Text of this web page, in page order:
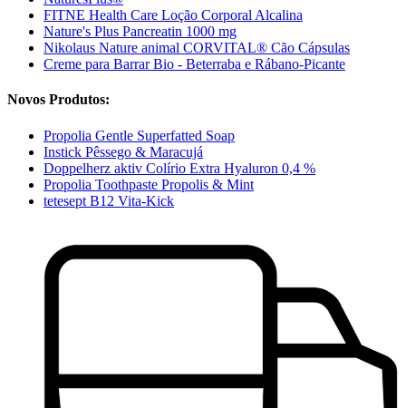
FITNE Health Care Loção Corporal Alcalina
Nature's Plus Pancreatin 1000 mg
Nikolaus Nature animal CORVITAL® Cão Cápsulas
Creme para Barrar Bio - Beterraba e Rábano-Picante
Novos Produtos:
Propolia Gentle Superfatted Soap
Instick Pêssego & Maracujá
Doppelherz aktiv Colírio Extra Hyaluron 0,4 %
Propolia Toothpaste Propolis & Mint
tetesept B12 Vita-Kick